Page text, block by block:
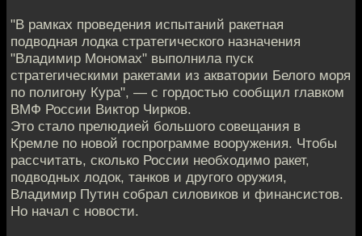
"В рамках проведения испытаний ракетная
подводная лодка стратегического назначения
"Владимир Мономах" выполнила пуск
стратегическими ракетами из акватории Белого моря
по полигону Кура", — с гордостью сообщил главком
ВМФ России Виктор Чирков.
Это стало прелюдией большого совещания в
Кремле по новой госпрограмме вооружения. Чтобы
рассчитать, сколько России необходимо ракет,
подводных лодок, танков и другого оружия,
Владимир Путин собрал силовиков и финансистов.
Но начал с новости.